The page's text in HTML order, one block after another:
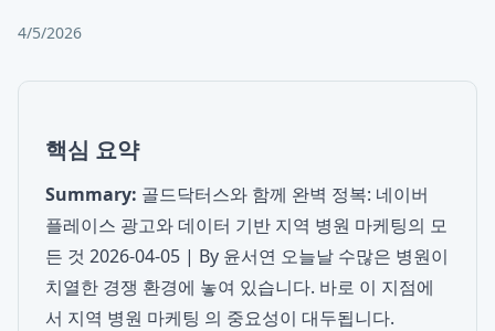
4/5/2026
핵심 요약
Summary: 골드닥터스와 함께 완벽 정복: 네이버
플레이스 광고와 데이터 기반 지역 병원 마케팅의 모
든 것 2026-04-05 | By 윤서연 오늘날 수많은 병원이
치열한 경쟁 환경에 놓여 있습니다. 바로 이 지점에
서 지역 병원 마케팅 의 중요성이 대두됩니다.